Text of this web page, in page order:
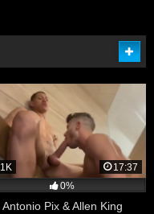
1K
17:37
0%
Antonio Pix & Allen King